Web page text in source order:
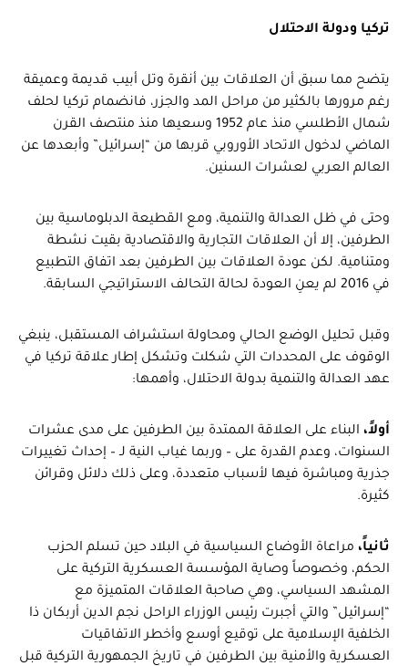
تركيا ودولة الاحتلال
يتضح مما سبق أن العلاقات بين أنقرة وتل أبيب قديمة وعميقة
رغم مرورها بالكثير من مراحل المد والجزر، فانضمام تركيا لحلف
شمال الأطلسي منذ عام 1952 وسعيها منذ منتصف القرن
الماضي لدخول الاتحاد الأوروبي قربها من “إسرائيل” وأبعدها عن
العالم العربي لعشرات السنين.
وحتى في ظل العدالة والتنمية، ومع القطيعة الدبلوماسية بين
الطرفين، إلا أن العلاقات التجارية والاقتصادية بقيت نشطة
ومتنامية. لكن عودة العلاقات بين الطرفين بعد اتفاق التطبيع
في 2016 لم يعنِ العودة لحالة التحالف الاستراتيجي السابقة.
وقبل تحليل الوضع الحالي ومحاولة استشراف المستقبل، ينبغي
الوقوف على المحددات التي شكلت وتشكل إطار علاقة تركيا في
عهد العدالة والتنمية بدولة الاحتلال، وأهمها:
أولاً،البناء على العلاقة الممتدة بين الطرفين على مدى عشرات
السنوات، وعدم القدرة على – وربما غياب النية لـ – إحداث تغييرات
جذرية ومباشرة فيها لأسباب متعددة، وعلى ذلك دلائل وقرائن
كثيرة.
ثانياً،مراعاة الأوضاع السياسية في البلاد حين تسلم الحزب
الحكم، وخصوصاً وصاية المؤسسة العسكرية التركية على
المشهد السياسي، وهي صاحبة العلاقات المتميزة مع
“إسرائيل” والتي أجبرت رئيس الوزراء الراحل نجم الدين أربكان ذا
الخلفية الإسلامية على توقيع أوسع وأخطر الاتفاقيات
العسكرية والأمنية بين الطرفين في تاريخ الجمهورية التركية قبل